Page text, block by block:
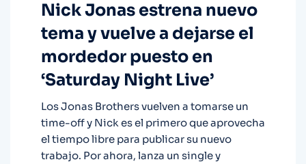
Nick Jonas estrena nuevo
tema y vuelve a dejarse el
mordedor puesto en
‘Saturday Night Live’
Los Jonas Brothers vuelven a tomarse un
time-off y Nick es el primero que aprovecha
el tiempo libre para publicar su nuevo
trabajo. Por ahora, lanza un single y